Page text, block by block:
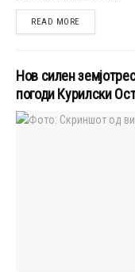
READ MOREDETAILS
Нов силен
погоди Курилски